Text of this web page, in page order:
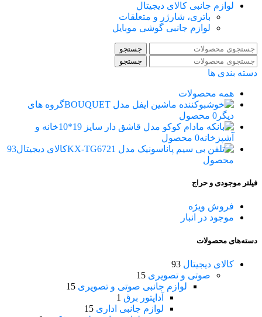
لوازم جانبی کالای دیجیتال
باتری، شارژر و متعلقات
لوازم جانبی گوشی موبایل
جستجو
جستجو
دسته بندی ها
همه محصولات
گروه های
دیگر 0 محصول
خانه و
آشپزخانه0 محصول
کالای دیجیتال93
محصول
فیلتر موجودی و حراج
فروش ویژه
موجود در انبار
دسته‌های محصولات
کالای دیجیتال 93
صوتی و تصویری 15
لوازم جانبی صوتی و تصویری 15
آداپتور برق 1
لوازم جانبی اداری 15